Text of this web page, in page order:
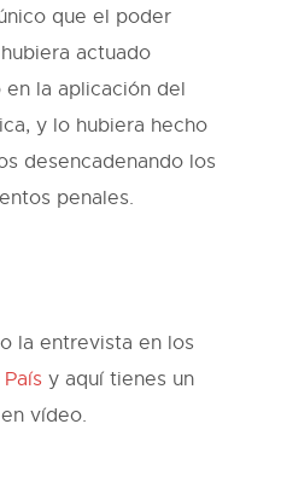
que el poder
actuado
la aplicación del
y lo hubiera hecho
desencadenando los
penales.
la entrevista en los
País y aquí tienes un
vídeo.